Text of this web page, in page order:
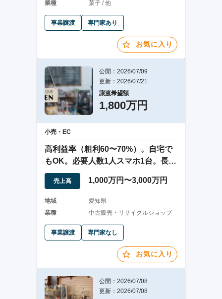
業種
菓子 / 他
事業譲渡 専門家あり
お気に入り
公開：2026/07/09
更新：2026/07/21
譲渡希望額
1,800万円
小売・EC
高利益率（粗利60〜70%）。自宅で
もOK。必要人数1人スマホ1台。長年
収益安定
売上高 1,000万円〜3,000万円
地域
愛知県
業種
中古販売・リサイクルショップ
事業譲渡 専門家なし
お気に入り
公開：2026/07/08
更新：2026/07/08